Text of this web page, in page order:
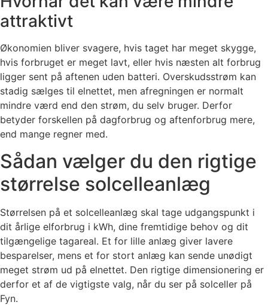
attraktivt
Økonomien bliver svagere, hvis taget har meget skygge,
hvis forbruget er meget lavt, eller hvis næsten alt forbrug
ligger sent på aftenen uden batteri. Overskudsstrøm kan
stadig sælges til elnettet, men afregningen er normalt
mindre værd end den strøm, du selv bruger. Derfor
betyder forskellen på dagforbrug og aftenforbrug mere,
end mange regner med.
Sådan vælger du den rigtige
størrelse solcelleanlæg
Størrelsen på et solcelleanlæg skal tage udgangspunkt i
dit årlige elforbrug i kWh, dine fremtidige behov og dit
tilgængelige tagareal. Et for lille anlæg giver lavere
besparelser, mens et for stort anlæg kan sende unødigt
meget strøm ud på elnettet. Den rigtige dimensionering er
derfor et af de vigtigste valg, når du ser på solceller på
Fyn.